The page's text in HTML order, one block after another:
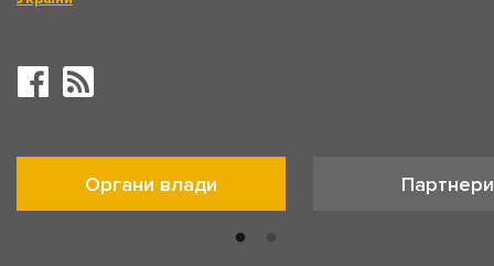
Органи влади Партнери